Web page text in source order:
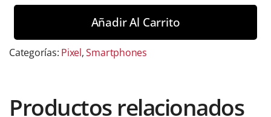
Añadir Al Carrito
Categorías: Pixel,Smartphones
Productos relacionados